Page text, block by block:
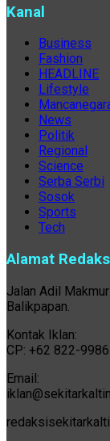
Kanal
Business
Fashion
HEADLINE
Lifestyle
News
Politik
Regional
Science
Serba Serbi
Sosok
Sports
Tech
Alamat
Jalan Adil
Balikpapan.
Kontak Iklan:
CP: +62 822-
Email: